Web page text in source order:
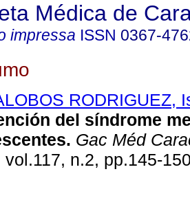
Médica de
impressa ISSN 0367-
RODRIGUEZ,
del síndrome
. Gac Méd
vol.117, n.2, pp.145-